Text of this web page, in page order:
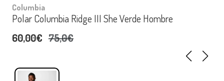
Columbia
Polar Columbia Ridge III She Verde Hombre
60,00€ 75,0€